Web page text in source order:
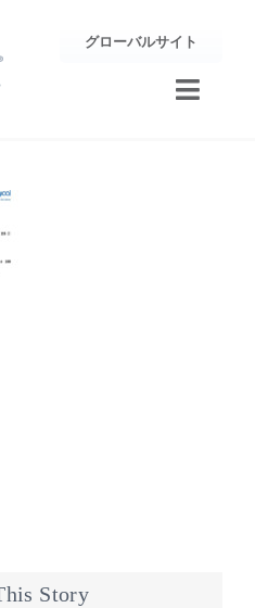
グローバルサイト
Toggle
ート
Story